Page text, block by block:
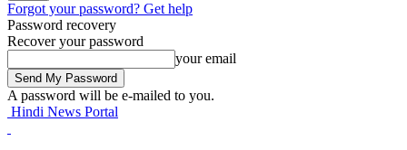
Forgot your password? Get help
Password recovery
Recover your password
your email
A password will be e-mailed to you.
Hindi News Portal